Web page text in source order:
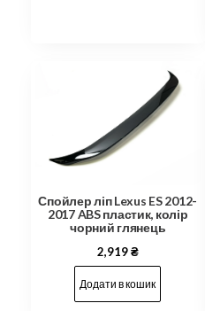
Спойлер ліп Lexus ES 2012-
2017 ABS пластик, колір
чорний глянець
2,919₴
Додати в кошик